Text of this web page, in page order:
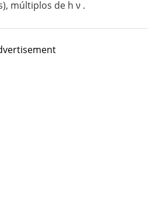
múltiplos de h ν .